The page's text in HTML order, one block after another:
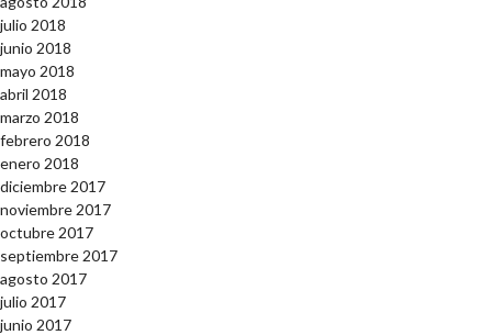
julio 2018
junio 2018
mayo 2018
abril 2018
marzo 2018
febrero 2018
enero 2018
diciembre 2017
noviembre 2017
octubre 2017
septiembre 2017
agosto 2017
julio 2017
junio 2017